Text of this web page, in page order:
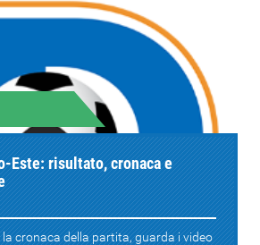
Este: risultato, cronaca e
la cronaca della partita, guarda i video